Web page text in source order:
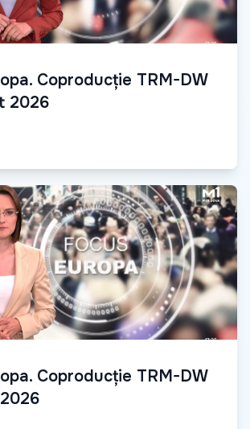
Coproducție TRM-DW
2026
Coproducție TRM-DW